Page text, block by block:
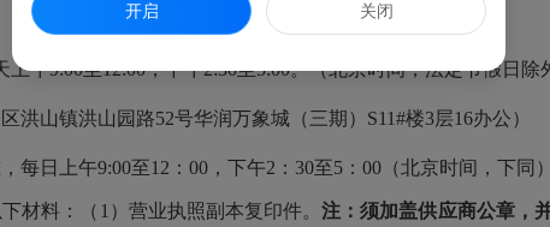
9:00至12:00，下午2:30至5:00。（北京时间，法定节假日除
山镇洪山园路52号华润万象城（三期）S11#楼3层16办公）
日上午9:00至12：00，下午2：30至5：00（北京时间，下同
材料：（1）营业执照副本复印件。注：须加盖供应商公章，
开启 关闭